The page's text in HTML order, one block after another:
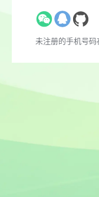
未注册的手机号码